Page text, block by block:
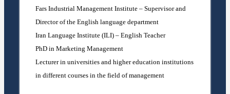
Fars Industrial Management Institute – Supervisor and
Director of the English language department
Iran Language Institute (ILI) – English Teacher
PhD in Marketing Management
Lecturer in universities and higher education institutions
in different courses in the field of management